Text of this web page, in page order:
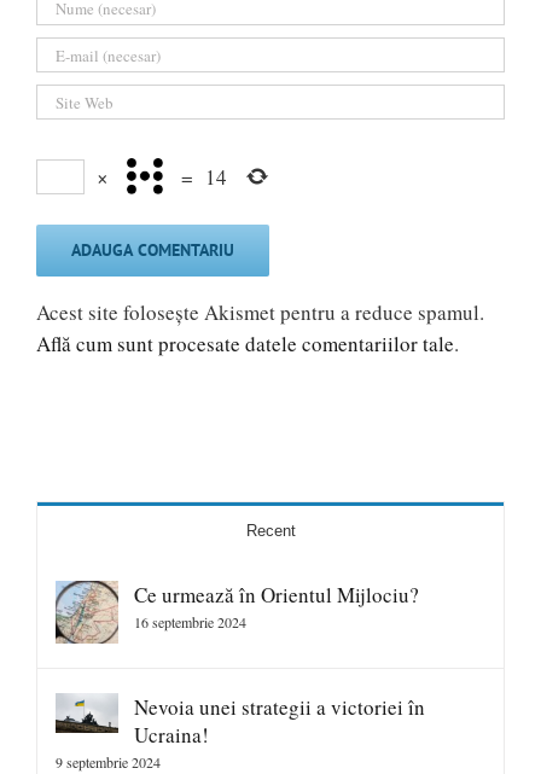
× = 14
Acest site folosește Akismet pentru a reduce spamul.
Află cum sunt procesate datele comentariilor tale.
Recent
Ce urmează în Orientul Mijlociu?
16 septembrie 2024
Nevoia unei strategii a victoriei în
Ucraina!
9 septembrie 2024